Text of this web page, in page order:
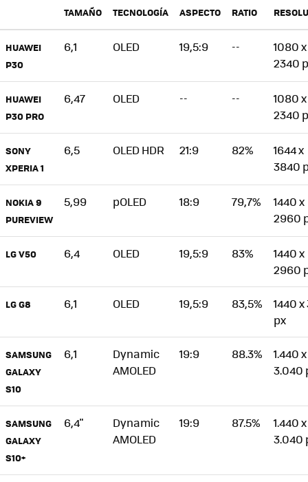
TAMAÑO TECNOLOGÍA ASPECTO RATIO
HUAWEI
P30
6,1 OLED 19,5:9 --
1080 x
2340
HUAWEI
P30 PRO
6,47 OLED -- --
1080 x
2340
SONY
XPERIA 1
6,5 OLED HDR 21:9 82%
1644 x
3840
NOKIA 9
PUREVIEW
5,99 pOLED 18:9 79,7%
1440 x
2960
LG V50 6,4 OLED 19,5:9 83%
1440 x
2960
LG G8 6,1 OLED 19,5:9 83,5%
1440 x
px
SAMSUNG
GALAXY
S10
6,1
Dynamic
AMOLED
19:9 88.3%
1.440 x
3.040
SAMSUNG
GALAXY
S10+
6,4"
Dynamic
AMOLED
19:9 87.5%
1.440 x
3.040